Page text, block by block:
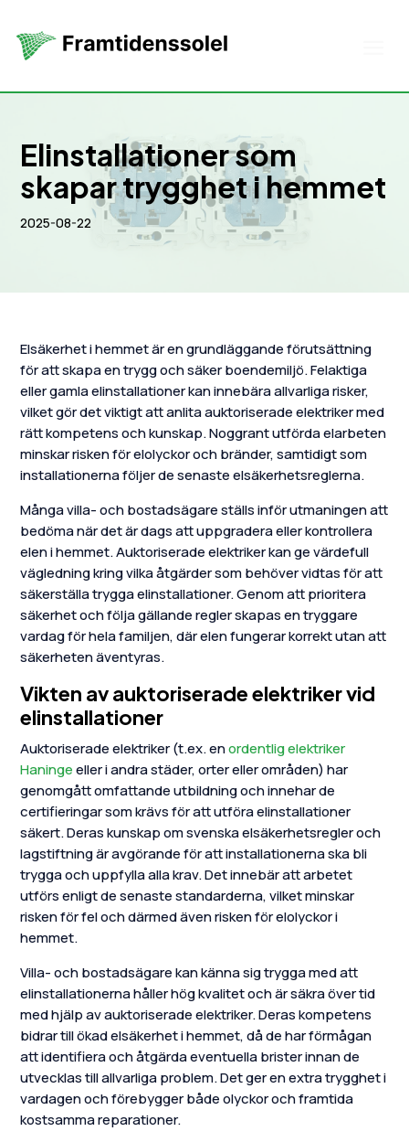
Elinstallationer som
skapar trygghet i hemmet
2025-08-22
Elsäkerhet i hemmet är en grundläggande förutsättning
för att skapa en trygg och säker boendemiljö. Felaktiga
eller gamla elinstallationer kan innebära allvarliga risker,
vilket gör det viktigt att anlita auktoriserade elektriker med
rätt kompetens och kunskap. Noggrant utförda elarbeten
minskar risken för elolyckor och bränder, samtidigt som
installationerna följer de senaste elsäkerhetsreglerna.
Många villa- och bostadsägare ställs inför utmaningen att
bedöma när det är dags att uppgradera eller kontrollera
elen i hemmet. Auktoriserade elektriker kan ge värdefull
vägledning kring vilka åtgärder som behöver vidtas för att
säkerställa trygga elinstallationer. Genom att prioritera
säkerhet och följa gällande regler skapas en tryggare
vardag för hela familjen, där elen fungerar korrekt utan att
säkerheten äventyras.
Vikten av auktoriserade elektriker vid
elinstallationer
Auktoriserade elektriker (t.ex. enordentlig elektriker
Haningeeller i andra städer, orter eller områden) har
genomgått omfattande utbildning och innehar de
certifieringar som krävs för att utföra elinstallationer
säkert. Deras kunskap om svenska elsäkerhetsregler och
lagstiftning är avgörande för att installationerna ska bli
trygga och uppfylla alla krav. Det innebär att arbetet
utförs enligt de senaste standarderna, vilket minskar
risken för fel och därmed även risken för elolyckor i
hemmet.
Villa- och bostadsägare kan känna sig trygga med att
elinstallationerna håller hög kvalitet och är säkra över tid
med hjälp av auktoriserade elektriker. Deras kompetens
bidrar till ökad elsäkerhet i hemmet, då de har förmågan
att identifiera och åtgärda eventuella brister innan de
utvecklas till allvarliga problem. Det ger en extra trygghet i
vardagen och förebygger både olyckor och framtida
kostsamma reparationer.